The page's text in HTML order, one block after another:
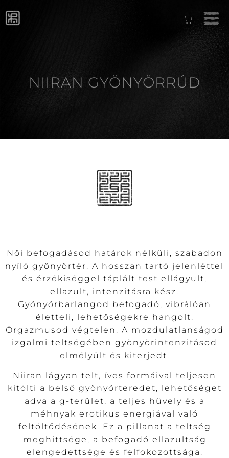
NIIRAN GYÖNYÖRRÚD
Női befogadásod határok nélküli, szabadon
nyíló gyönyörtér. A hosszan tartó jelenléttel
és érzékiséggel táplált test ellágyult,
ellazult, intenzitásra kész.
Gyönyörbarlangod befogadó, vibrálóan
életteli, lehetőségekre hangolt.
Orgazmusod végtelen. A mozdulatlanságod
izgalmi teltségében gyönyörintenzitásod
elmélyült és kiterjedt.
Niiran lágyan telt, íves formáival teljesen
kitölti a belső gyönyörteredet, lehetőséget
adva a g-terület, a teljes hüvely és a
méhnyak erotikus energiával való
feltöltődésének. Ez a pillanat a teltség
meghittsége, a befogadó ellazultság
elengedettsége és felfokozottsága.